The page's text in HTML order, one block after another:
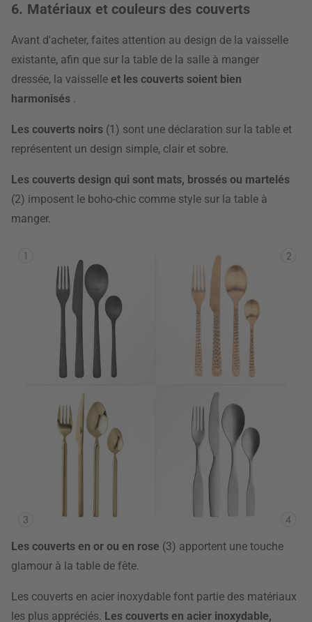
6. Matériaux et couleurs des couverts
Avant d'acheter, faites attention au design de la vaisselle
existante, afin que sur la table de la salle à manger
dressée, la vaisselle et les couverts soient bien
harmonisés .
Les couverts noirs (1) sont une déclaration sur la table et
représentent un design simple, clair et sobre.
Les couverts design qui sont mats, brossés ou martelés
(2) imposent le boho-chic comme style sur la table à
manger.
Les couverts en or ou en rose (3) apportent une touche
glamour à la table de fête.
Les couverts en acier inoxydable font partie des matériaux
les plus appréciés. Les couverts en acier inoxydable,